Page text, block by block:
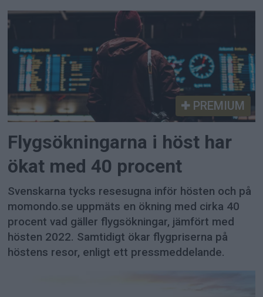
PREMIUM
Flygsökningarna i höst har
ökat med 40 procent
Svenskarna tycks resesugna inför hösten och på
momondo.se uppmäts en ökning med cirka 40
procent vad gäller flygsökningar, jämfört med
hösten 2022. Samtidigt ökar flygpriserna på
höstens resor, enligt ett pressmeddelande.